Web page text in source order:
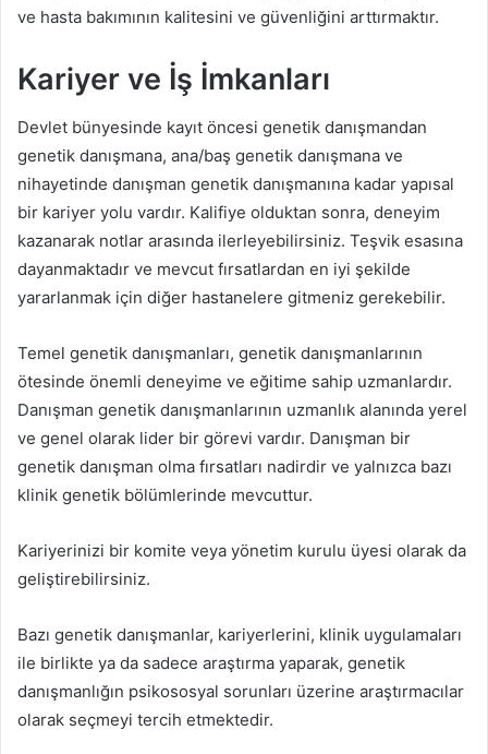
ve hasta bakımının kalitesini ve güvenliğini arttırmaktır.
Kariyer ve İş İmkanları
Devlet bünyesinde kayıt öncesi genetik danışmandan
genetik danışmana, ana/baş genetik danışmana ve
nihayetinde danışman genetik danışmanına kadar yapısal
bir kariyer yolu vardır. Kalifiye olduktan sonra, deneyim
kazanarak notlar arasında ilerleyebilirsiniz. Teşvik esasına
dayanmaktadır ve mevcut fırsatlardan en iyi şekilde
yararlanmak için diğer hastanelere gitmeniz gerekebilir.
Temel genetik danışmanları, genetik danışmanlarının
ötesinde önemli deneyime ve eğitime sahip uzmanlardır.
Danışman genetik danışmanlarının uzmanlık alanında yerel
ve genel olarak lider bir görevi vardır. Danışman bir
genetik danışman olma fırsatları nadirdir ve yalnızca bazı
klinik genetik bölümlerinde mevcuttur.
Kariyerinizi bir komite veya yönetim kurulu üyesi olarak da
geliştirebilirsiniz.
Bazı genetik danışmanlar, kariyerlerini, klinik uygulamaları
ile birlikte ya da sadece araştırma yaparak, genetik
danışmanlığın psikososyal sorunları üzerine araştırmacılar
olarak seçmeyi tercih etmektedir.